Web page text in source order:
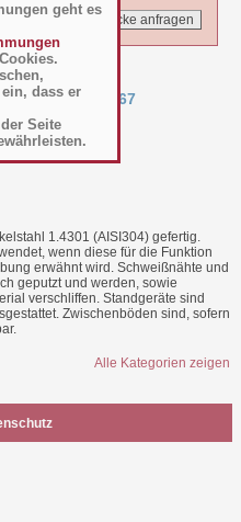
geht es
dass er
Seite
- VVT167
1.4301 (AISI304) gefertig.
wenn diese für die Funktion
erwähnt wird. Schweißnähte und
geputzt und werden, sowie
verschliffen. Standgeräte sind
Zwischenböden sind, sofern
Alle Kategorien zeigen